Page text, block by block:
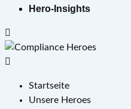
Hero-Insights
Startseite
Unsere Heroes